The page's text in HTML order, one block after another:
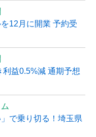
12月に開業 予約受
益0.5%減 通期予想
で乗り切る！埼玉県